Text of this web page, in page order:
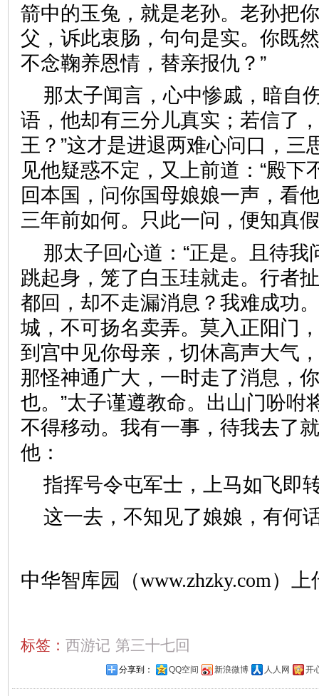
箭中的玉兔，就是老孙。老孙把
父，诉此衷肠，句句是实。你既
不念鞠养恩情，替亲报仇？”
那太子闻言，心中惨戚，暗自
语，他却有三分儿真实；若信了
王？”这才是进退两难心问口，三
见他疑惑不定，又上前道：“殿下
回本国，问你国母娘娘一声，看
三年前如何。只此一问，便知
那太子回心道：“正是。且待我
跳起身，笼了白玉珪就走。行者
都回，却不走漏消息？我难成功
城，不可扬名卖弄。莫入正阳门
到宫中见你母亲，切休高声大气
那怪神通广大，一时走了消息，
也。”太子谨遵教命。出山门吩咐
不得移动。我有一事，待我去了
他：
指挥号令屯军士，上马如
这一去，不知见了娘娘，有何
中华智库园（www.zhzky.com）上
标签： 西游记 第三十七回
分享到： QQ空间 新浪微博 人人网 开